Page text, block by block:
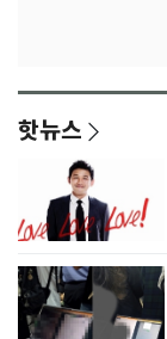
핫뉴스